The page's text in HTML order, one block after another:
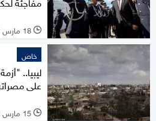
l 18 مارس 2022
خاص
ليبيا..
على
l 15 مارس 2022